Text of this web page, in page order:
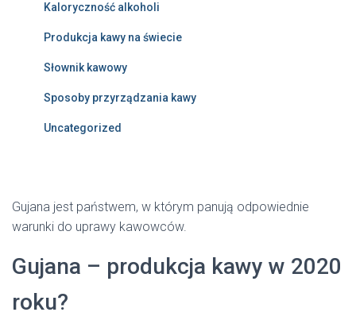
Kaloryczność alkoholi
Produkcja kawy na świecie
Słownik kawowy
Sposoby przyrządzania kawy
Uncategorized
Gujana jest państwem, w którym panują odpowiednie
warunki do uprawy kawowców.
Gujana – produkcja kawy w 2020
roku?